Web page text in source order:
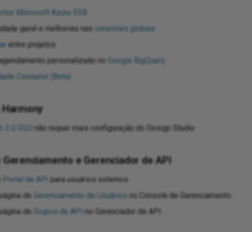
Microsoft Azure ESB
geral e melhorias nas conexões globais
entre projetos
agendamento personalizado no
Google BigQuery
Consumir (Beta)
2.0 SSO não requer mais configuração do Design Studio
Gerenciamento e Gerenciador de API
Portal de API para usuários externos
de
Gerenciamento de Usuários no Console de Gerenciamento
de
Grupos de API no Gerenciador de API